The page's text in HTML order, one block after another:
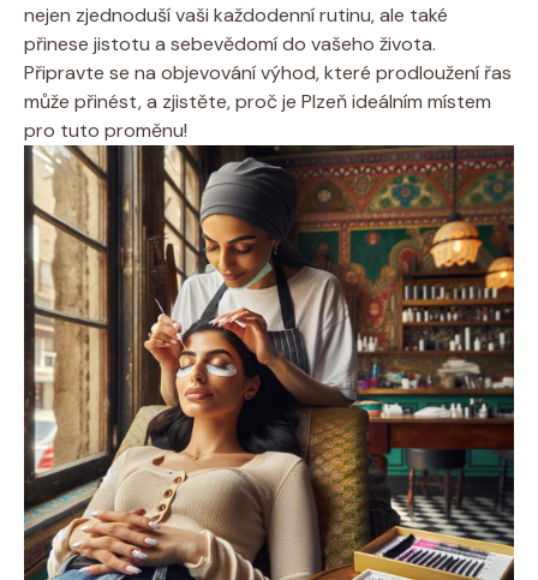
nejen zjednoduší vaši každodenní rutinu, ale také
přinese jistotu a sebevědomí do vašeho života.
Připravte se na objevování výhod, které prodloužení řas
může přinést, a zjistěte, proč je Plzeň ideálním místem
pro tuto proměnu!